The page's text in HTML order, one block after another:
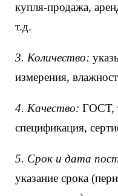
купля-продажа,
т.д.
3. Количество:
измерения,
4. Качество: ГОСТ,
спецификация,
5. Срок и дата
указание срока